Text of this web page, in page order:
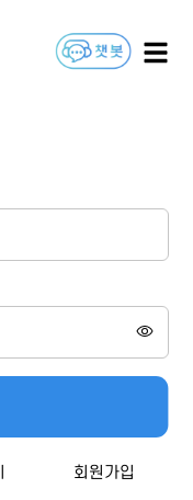
회원가입